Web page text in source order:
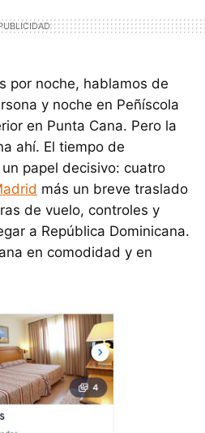
por noche, hablamos de
y noche en Peñíscola
en Punta Cana. Pero la
ahí. El tiempo de
papel decisivo: cuatro
más un breve traslado
de vuelo, controles y
a República Dominicana.
en comodidad y en